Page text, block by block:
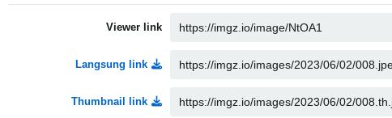
Viewer link
Langsung link
Thumbnail link